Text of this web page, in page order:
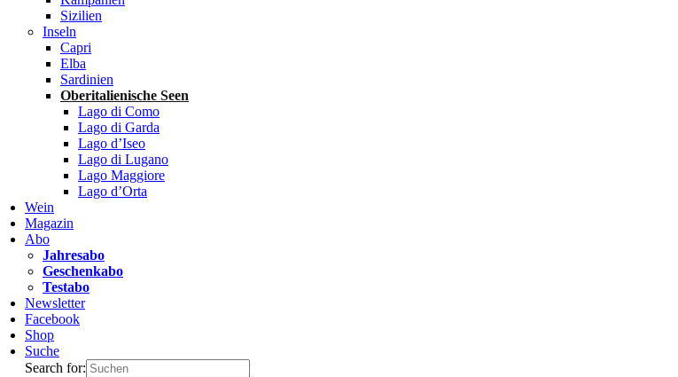
Sizilien
Inseln
Capri
Elba
Sardinien
Oberitalienische Seen
Lago di Como
Lago di Garda
Lago d’Iseo
Lago di Lugano
Lago Maggiore
Lago d’Orta
Wein
Magazin
Abo
Jahresabo
Geschenkabo
Testabo
Newsletter
Facebook
Shop
Suche
Search for: